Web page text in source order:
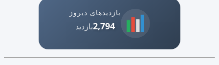
بازدیدهای دیروز
2,794بازدید